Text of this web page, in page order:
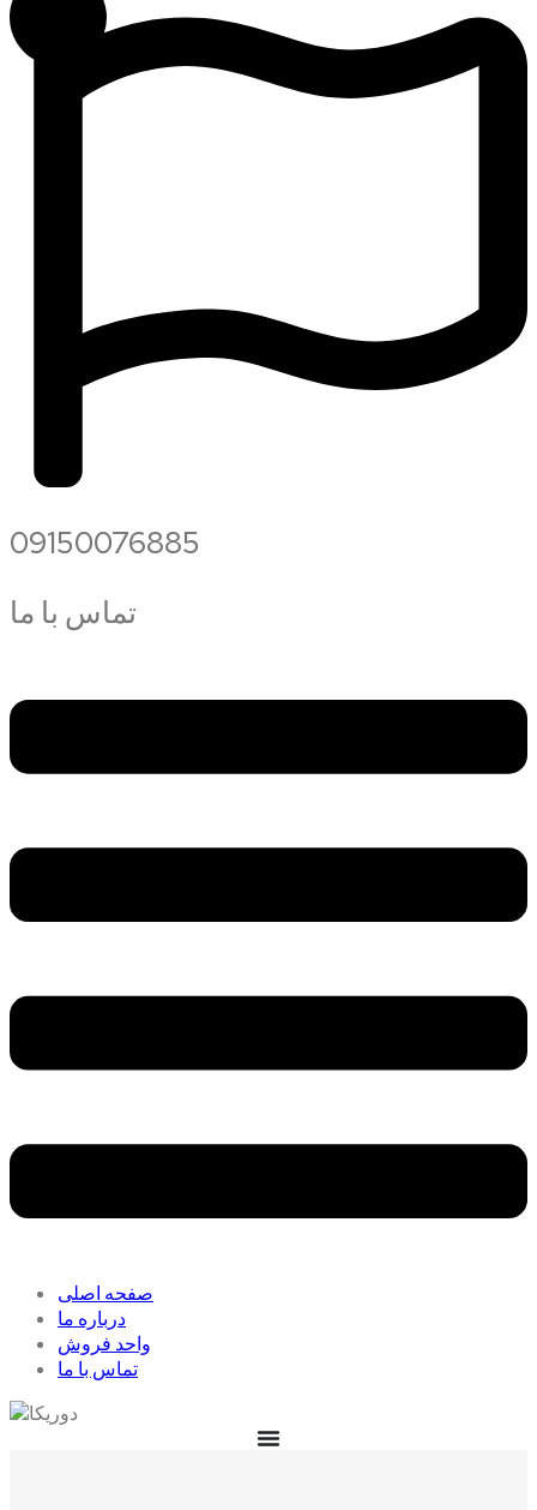
09150076885
تماس با ما
صفحه اصلی
درباره ما
واحد فروش
تماس با ما